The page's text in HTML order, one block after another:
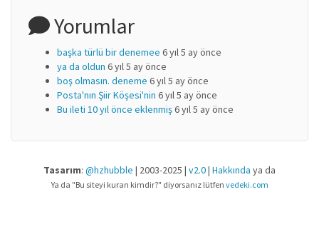
Yorumlar
başka türlü bir denemee 6 yıl 5 ay önce
ya da oldun 6 yıl 5 ay önce
boş olmasın. deneme 6 yıl 5 ay önce
Posta'nın Şiir Köşesi'nin 6 yıl 5 ay önce
Bu ileti 10 yıl önce eklenmiş6 yıl 5 ay önce
Tasarım: @hzhubble | 2003-2025 | v2.0| Hakkında ya da
Ya da "Bu siteyi kuran kimdir?" diyorsanız lütfen vedeki.com